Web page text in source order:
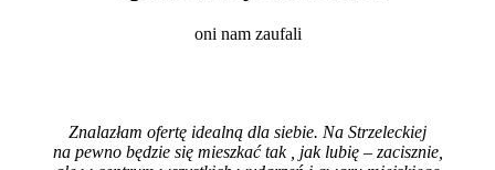
oni nam zaufali
Znalazłam ofertę idealną dla siebie. Na Strzeleckiej
na pewno będzie się mieszkać tak , jak lubię – zacisznie,